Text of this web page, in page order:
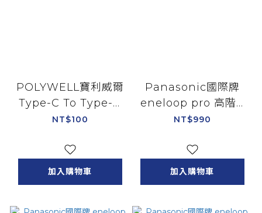
POLYWELL寶利威爾
Type-C To Type-C
極短收納PD快充線
A364
NT$100
加入購物車
Panasonic國際牌
eneloop pro 高階4
號4入鎳氫充電電池
NT$990
加入購物車